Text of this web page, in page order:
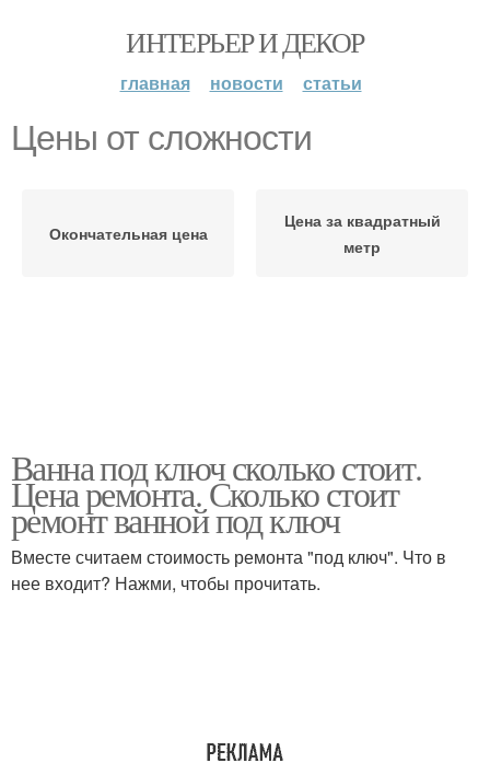
ИНТЕРЬЕР И ДЕКОР
главная новости статьи
Цены от сложности
Окончательная цена
Цена за квадратный
метр
Ванна под ключ сколько стоит.
Цена ремонта. Сколько стоит
ремонт ванной под ключ
Вместе считаем стоимость ремонта "под ключ". Что в
нее входит? Нажми, чтобы прочитать.